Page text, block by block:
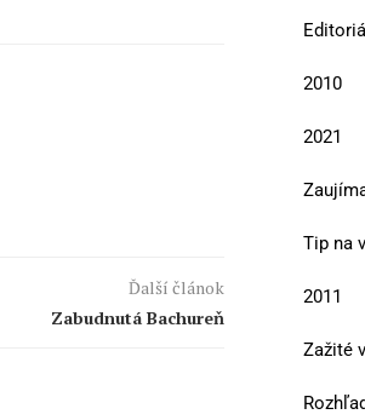
Ďalší článok
Zabudnutá Bachureň
Editoriál
2010
2021
Tip na
2011
Zažité